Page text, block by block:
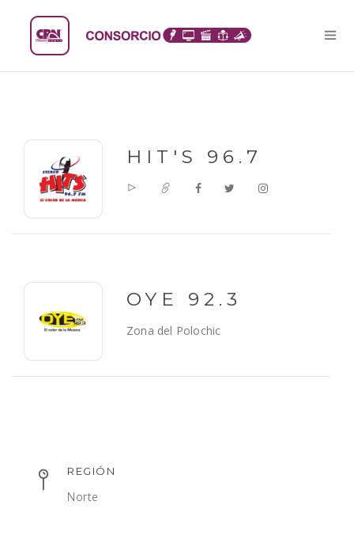
HIT'S 96.7
OYE 92.3
Zona del Polochic
REGIÓN
Norte